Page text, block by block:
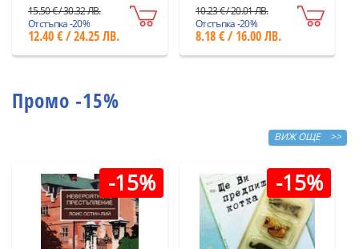
мислене
15.50 € / 30.32 ЛВ.
Отстъпка -20%
12.40 € / 24.25 ЛВ.
10.23 € / 20.01 ЛВ.
Отстъпка -20%
8.18 € / 16.00 ЛВ.
Промо -15%
ВИЖ ОЩЕ >>
-15% -15%